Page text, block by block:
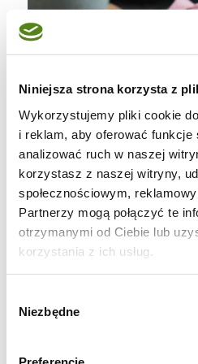
Niniejsza strona korzysta z
Wykorzystujemy pliki cookie
i reklam, aby oferować funkcje
analizować ruch w naszej
korzystasz z naszej witryny,
społecznościowym,
Partnerzy mogą połączyć te
otrzymanymi od Ciebie lub
korzystania z ich usług.
zgody
Niezbędne
Przepis - Wydrukuj
Do upieczeniaciasta z
wypadku nie